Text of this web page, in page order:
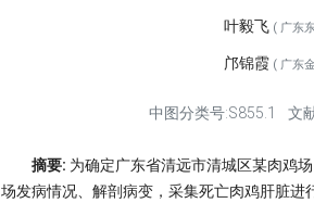
叶毅飞 ( 广东
邝锦霞 ( 广东
中图分类号:S855.1 文
摘要: 为确定广东省清远市清城区某肉鸡
场发病情况、解剖病变，采集死亡肉鸡肝脏